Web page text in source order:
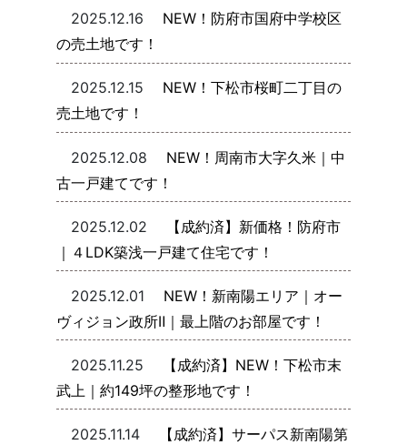
2025.12.16
NEW！防府市国府中学校区
の売土地です！
2025.12.15
NEW！下松市桜町二丁目の
売土地です！
2025.12.08
NEW！周南市大字久米｜中
古一戸建てです！
2025.12.02
【成約済】新価格！防府市
｜４LDK築浅一戸建て住宅です！
2025.12.01
NEW！新南陽エリア｜オー
ヴィジョン政所Ⅱ｜最上階のお部屋です！
2025.11.25
【成約済】NEW！下松市末
武上｜約149坪の整形地です！
2025.11.14
【成約済】サーパス新南陽第